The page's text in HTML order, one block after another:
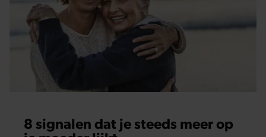
8 signalen dat je steeds meer op